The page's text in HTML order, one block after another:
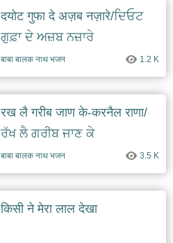
दयोट गुफा दे अज़ब नज़ारे/ਦਿਓਟ
ਗੁਫ਼ਾ ਦੇ ਅਜ਼ਬ ਨਜ਼ਾਰੇ
बाबा बालक नाथ भजन 1.2 K
रख लै गरीब जाण के-करनैल राणा/
ਰੱਖ ਲੈ ਗਰੀਬ ਜਾਣ ਕੇ
बाबा बालक नाथ भजन 3.5 K
किसी ने मेरा लाल देखा